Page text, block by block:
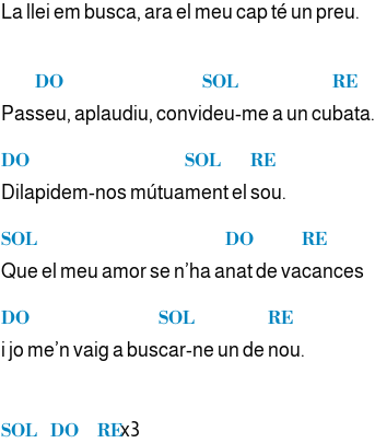
La llei em busca, ara el meu cap té un preu.
Pas
DO
seu, aplaudiu, convi
SOL
deu-me a un cu
RE
bata.
DO
Dilapidem-nos mútua
SOL
ment el
RE
sou.
SOL
Que el meu amor se n’ha a
DO
nat de va
RE
cances
DO
i jo me’n vaig a bus
SOL
car-ne un de
RE
nou.
SOL DO REx3